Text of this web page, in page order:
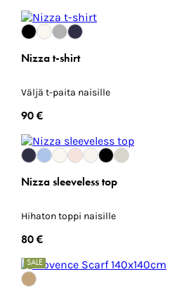
Nizza t-shirt
Väljä t-paita naisille
90 €
Nizza sleeveless top
Hihaton toppi naisille
80 €
SALE